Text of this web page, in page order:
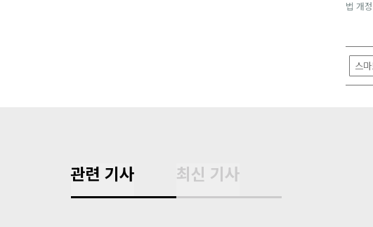
법 개
스
관련 기사 최신 기사